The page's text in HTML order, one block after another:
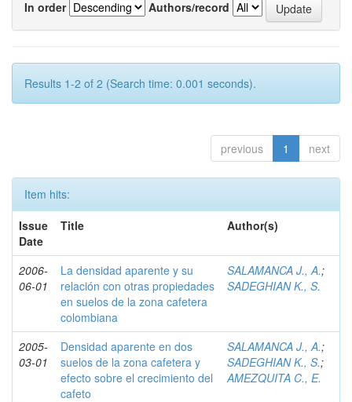
In order
Authors/record
Results 1-2 of 2 (Search time: 0.001 seconds).
previous 1 next
Item hits:
Issue
Date
Title Author(s)
2006-
06-01
La densidad aparente y su
relación con otras propiedades
en suelos de la zona cafetera
colombiana
SALAMANCA J., A.;
SADEGHIAN K., S.
2005-
03-01
Densidad aparente en dos
suelos de la zona cafetera y
efecto sobre el crecimiento del
cafeto
SALAMANCA J., A.;
SADEGHIAN K., S.;
AMEZQUITA C., E.